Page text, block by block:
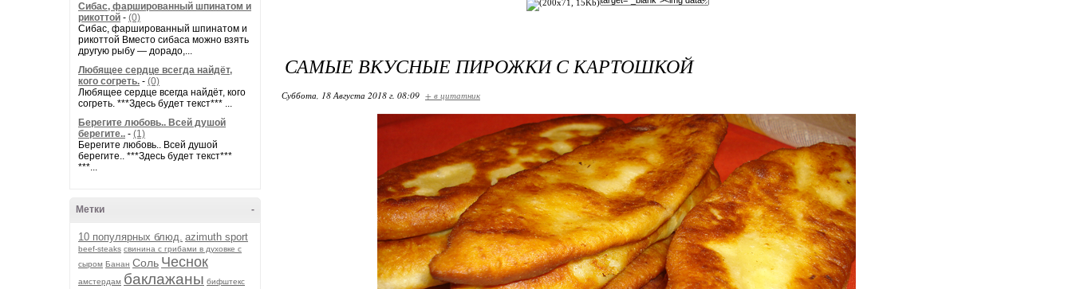
Сибас, фаршированный шпинатом и
рикоттой - (0)
Сибас, фаршированный шпинатом и
рикоттой Вместо сибаса можно взять
другую рыбу — дорадо,...
Любящее сердце всегда найдёт,
кого согреть. - (0)
Любящее сердце всегда найдёт, кого
согреть. ***Здесь будет текст*** ...
Берегите любовь.. Всей душой
берегите.. - (1)
Берегите любовь.. Всей душой
берегите.. ***Здесь будет текст***
***...
-
Метки
10 популярных блюд. azimuth sport
beef-stеаks cвинина с грибами в духовке с
сыром Банан Соль Чеснок
амстердам баклажаны бифштекс
САМЫЕ ВКУСНЫЕ ПИРОЖКИ С КАРТОШКОЙ
Суббота, 18 Августа 2018 г. 08:09 + в цитатник